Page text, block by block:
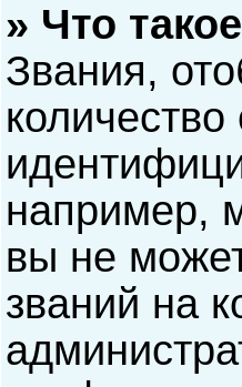
» Что
Звания,
например,
вы не
званий на